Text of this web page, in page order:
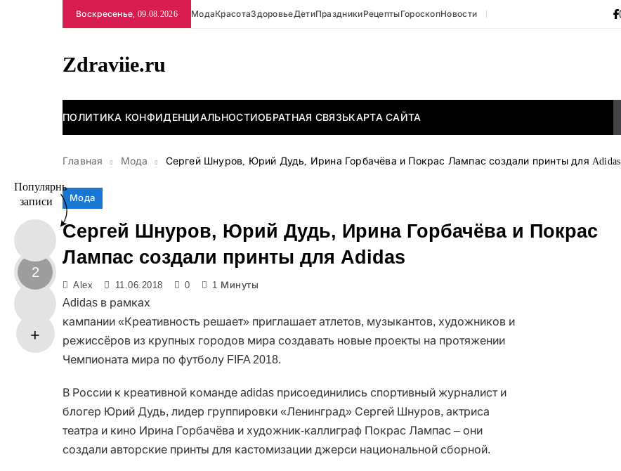
Воскресенье, 09.08.2026 МодаКрасотаЗдоровьеДетиПраздникиРецептыГороскопНовости
Zdraviie.ru
ПОЛИТИКА КОНФИДЕНЦИАЛЬНОСТИОБРАТНАЯ СВЯЗЬКАРТА САЙТА
Главная Мода Сергей Шнуров, Юрий Дудь, Ирина Горбачёва и Покрас Лампас создали принты для Adidas
Популярные
записи
2
Мода
Сергей Шнуров, Юрий Дудь, Ирина Горбачёва и Покрас
Лампас создали принты для Adidas
Alex 11.06.2018 0 1 Минуты
Adidas в рамках
кампании «Креативность решает» приглашает атлетов, музыкантов, художников и
режиссёров из крупных городов мира создавать новые проекты на протяжении
Чемпионата мира по футболу FIFA 2018.
В России к креативной команде adidas присоединились спортивный журналист и
блогер Юрий Дудь, лидер группировки «Ленинград» Сергей Шнуров, актриса
театра и кино Ирина Горбачёва и художник-каллиграф Покрас Лампас – они
создали авторские принты для кастомизации джерси национальной сборной.